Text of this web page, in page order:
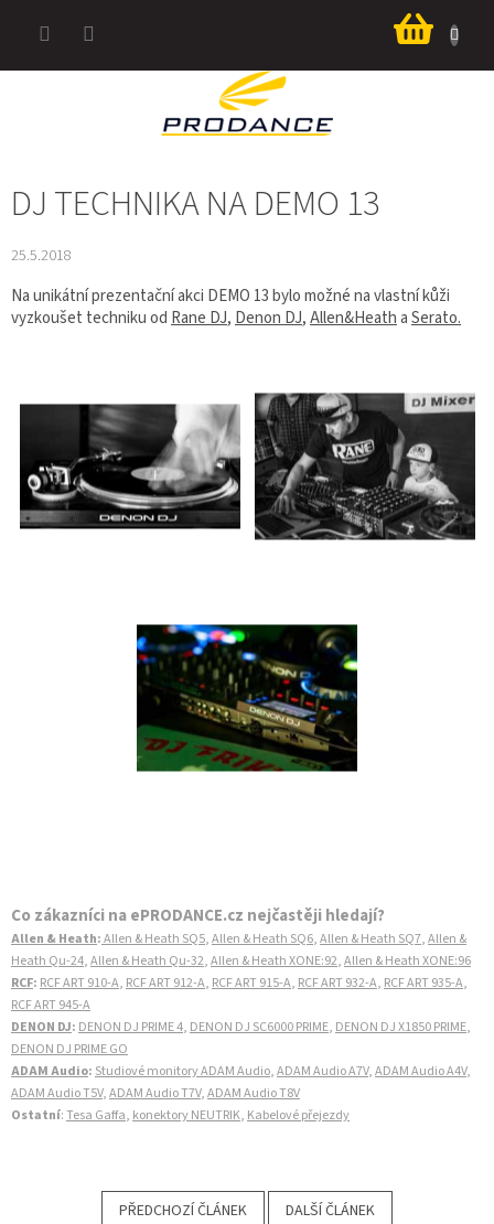
košík
DJ TECHNIKA NA DEMO 13
25.5.2018
Na unikátní prezentační akci DEMO 13 bylo možné na vlastní kůži
vyzkoušet techniku od Rane DJ, Denon DJ,Allen&HeathaSerato.
Co zákazníci na ePRODANCE.cz nejčastěji hledají?
Allen & Heath:Allen & Heath SQ5,Allen & Heath SQ6,Allen & Heath SQ7,Allen &
Heath Qu-24,Allen & Heath Qu-32,Allen & Heath XONE:92,Allen & Heath XONE:96
RCF:RCF ART 910-A,RCF ART 912-A,RCF ART 915-A,RCF ART 932-A,RCF ART 935-A,
RCF ART 945-A
DENON DJ:DENON DJ PRIME 4,DENON DJ SC6000 PRIME,DENON DJ X1850 PRIME,
DENON DJ PRIME GO
ADAM Audio:Studiové monitory ADAM Audio,ADAM Audio A7V,ADAM Audio A4V,
ADAM Audio T5V,ADAM Audio T7V,ADAM Audio T8V
Ostatní:Tesa Gaffa,konektory NEUTRIK,Kabelové přejezdy
PŘEDCHOZÍ ČLÁNEK DALŠÍ ČLÁNEK